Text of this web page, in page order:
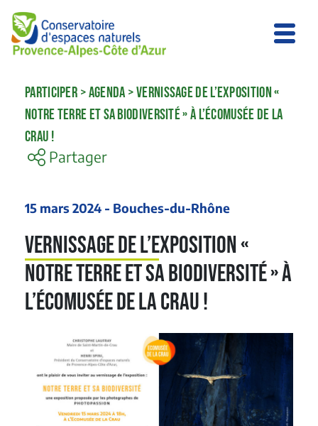
PARTICIPER >AGENDA >VERNISSAGE DE L’EXPOSITION «
NOTRE TERRE ET SA BIODIVERSITÉ » À L’ÉCOMUSÉE DE LA
CRAU !
Partager
15 mars 2024 - Bouches-du-Rhône
Vernissage de l’exposition «
Notre Terre et sa biodiversité » à
l’Écomusée de la Crau !